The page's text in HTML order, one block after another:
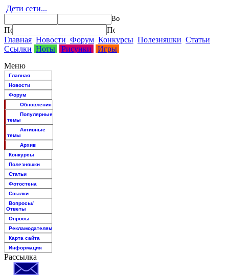
Дети сети...
Главная Новости Форум Конкурсы Полезняшки Статьи
Ссылки Ноты Рисунки
Игры
Меню
Главная
Новости
Форум
Обновления
Популярные
темы
Активные
темы
Архив
Конкурсы
Полезняшки
Статьи
Фотостена
Ссылки
Вопросы/
Ответы
Опросы
Рекламодателям
Карта сайта
Информация
Рассылка